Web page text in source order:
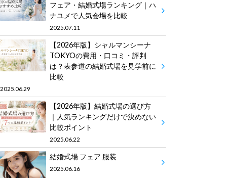
フェア・結婚式場ランキング｜ハ
ナユメで人気会場を比較
2025.07.11
【2026年版】シャルマンシーナ
TOKYOの費用・口コミ・評判
は？表参道の結婚式場を見学前に
比較
2025.06.29
【2026年版】結婚式場の選び方
｜人気ランキングだけで決めない
比較ポイント
2025.06.22
結婚式場 フェア 服装
2025.06.16